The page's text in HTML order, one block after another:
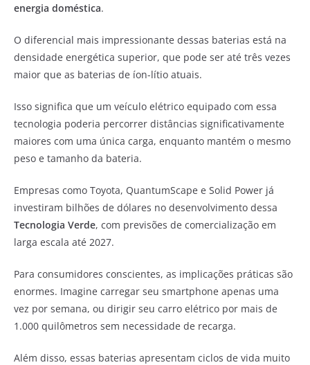
energia doméstica.
O diferencial mais impressionante dessas baterias está na
densidade energética superior, que pode ser até três vezes
maior que as baterias de íon-lítio atuais.
Isso significa que um veículo elétrico equipado com essa
tecnologia poderia percorrer distâncias significativamente
maiores com uma única carga, enquanto mantém o mesmo
peso e tamanho da bateria.
Empresas como Toyota, QuantumScape e Solid Power já
investiram bilhões de dólares no desenvolvimento dessa
Tecnologia Verde, com previsões de comercialização em
larga escala até 2027.
Para consumidores conscientes, as implicações práticas são
enormes. Imagine carregar seu smartphone apenas uma
vez por semana, ou dirigir seu carro elétrico por mais de
1.000 quilômetros sem necessidade de recarga.
Além disso, essas baterias apresentam ciclos de vida muito